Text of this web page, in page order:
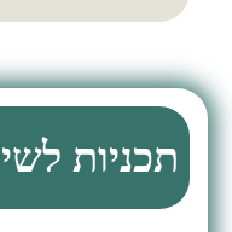
תכניות